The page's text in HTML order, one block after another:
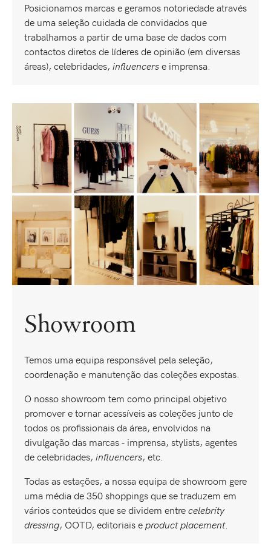
Posicionamos marcas e geramos notoriedade através
de uma seleção cuidada de convidados que
trabalhamos a partir de uma base de dados com
contactos diretos de líderes de opinião (em diversas
áreas), celebridades, influencerse imprensa.
Showroom
Temos uma equipa responsável pela seleção,
coordenação e manutenção das coleções expostas.
O nosso showroom tem como principal objetivo
promover e tornar acessíveis as coleções junto de
todos os profissionais da área, envolvidos na
divulgação das marcas - imprensa, stylists, agentes
de celebridades, influencers, etc.
Todas as estações, a nossa equipa de showroom gere
uma média de 350 shoppings que se traduzem em
vários conteúdos que se dividem entrecelebrity
dressing, OOTD, editoriais eproduct placement.